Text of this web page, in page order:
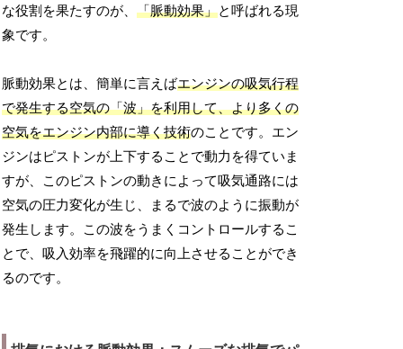
な役割を果たすのが、「脈動効果」と呼ばれる現
象です。
脈動効果とは、簡単に言えばエンジンの吸気行程
で発生する空気の「波」を利用して、より多くの
空気をエンジン内部に導く技術のことです。エン
ジンはピストンが上下することで動力を得ていま
すが、このピストンの動きによって吸気通路には
空気の圧力変化が生じ、まるで波のように振動が
発生します。この波をうまくコントロールするこ
とで、吸入効率を飛躍的に向上させることができ
るのです。